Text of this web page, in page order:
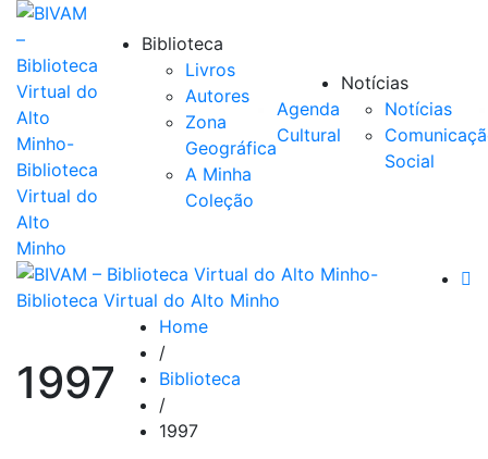
Biblioteca
Livros
Autores
Zona
Geográfica
A Minha
Coleção
Agenda
Cultural
Notícias
Notícias
Social
1997
Home
/
Biblioteca
/
1997